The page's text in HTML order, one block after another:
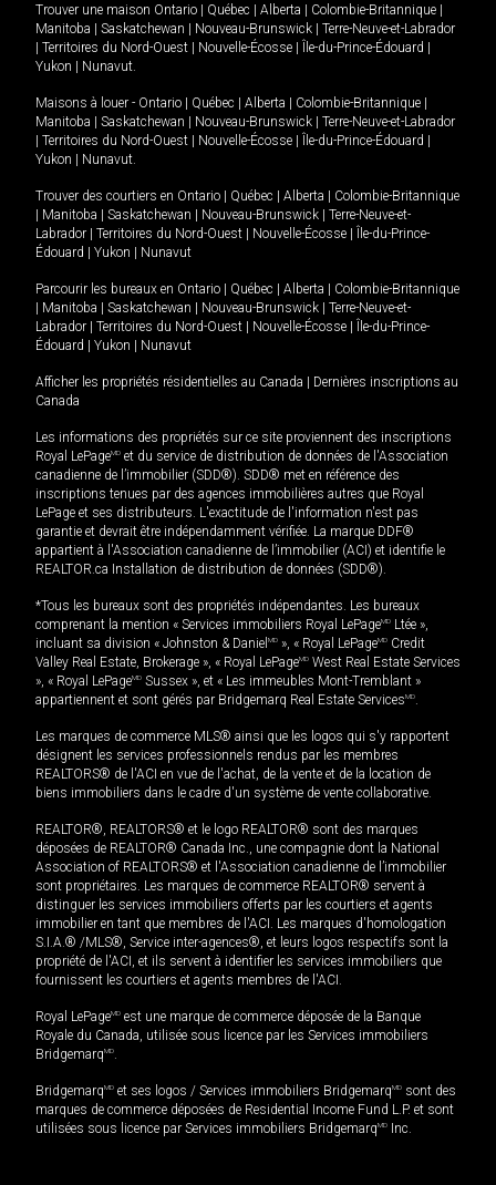
Trouver une maison Ontario | Québec | Alberta | Colombie-Britannique |
Manitoba | Saskatchewan | Nouveau-Brunswick | Terre-Neuve-et-Labrador
| Territoires du Nord-Ouest | Nouvelle-Écosse | Île-du-Prince-Édouard |
Yukon | Nunavut
Maisons à louer - Ontario | Québec | Alberta | Colombie-Britannique |
Manitoba | Saskatchewan | Nouveau-Brunswick | Terre-Neuve-et-Labrador
| Territoires du Nord-Ouest | Nouvelle-Écosse | Île-du-Prince-Édouard |
Yukon | Nunavut
Trouver des courtiers en Ontario | Québec | Alberta | Colombie-Britannique
| Manitoba | Saskatchewan | Nouveau-Brunswick | Terre-Neuve-et-
Labrador | Territoires du Nord-Ouest | Nouvelle-Écosse | Île-du-Prince-
Édouard | Yukon | Nunavut
Parcourir les bureaux en Ontario | Québec | Alberta | Colombie-Britannique
| Manitoba | Saskatchewan | Nouveau-Brunswick | Terre-Neuve-et-
Labrador | Territoires du Nord-Ouest | Nouvelle-Écosse | Île-du-Prince-
Édouard | Yukon | Nunavut
Afficher les propriétés résidentielles au Canada | Dernières inscriptions au
Canada
Les informations des propriétés sur ce site proviennent des inscriptions
Royal LePageMD et du service de distribution de données de l'Association
canadienne de l’immobilier (SDD®). SDD® met en référence des
inscriptions tenues par des agences immobilières autres que Royal
LePage et ses distributeurs. L'exactitude de l'information n'est pas
garantie et devrait être indépendamment vérifiée. La marque DDF®
appartient à l'Association canadienne de l’immobilier (ACI) et identifie le
REALTOR.ca Installation de distribution de données (SDD®).
*Tous les bureaux sont des propriétés indépendantes. Les bureaux
comprenant la mention « Services immobiliers Royal LePageMD Ltée »,
incluant sa division « Johnston & Daniel MD », « Royal LePageMD Credit
Valley Real Estate, Brokerage », « Royal LePageMD West Real Estate Services
», « Royal LePageMD Sussex », et « Les immeubles Mont-Tremblant »
appartiennent et sont gérés par Bridgemarq Real Estate ServicesMD
Les marques de commerce MLS® ainsi que les logos qui s'y rapportent
désignent les services professionnels rendus par les membres
REALTORS® de l'ACI en vue de l'achat, de la vente et de la location de
biens immobiliers dans le cadre d'un système de vente collaborative.
REALTOR®, REALTORS® et le logo REALTOR® sont des marques
déposées de REALTOR® Canada Inc., une compagnie dont la National
Association of REALTORS® et l'Association canadienne de l’immobilier
sont propriétaires. Les marques de commerce REALTOR® servent à
distinguer les services immobiliers offerts par les courtiers et agents
immobilier en tant que membres de l'ACI. Les marques d'homologation
S.I.A.® /MLS®, Service inter-agences®, et leurs logos respectifs sont la
propriété de l'ACI, et ils servent à identifier les services immobiliers que
fournissent les courtiers et agents membres de l'ACI.
Royal LePageMD est une marque de commerce déposée de la Banque
Royale du Canada, utilisée sous licence par les Services immobiliers
BridgemarqMD
BridgemarqMD et ses logos / Services immobiliers BridgemarqMD sont des
marques de commerce déposées de Residential Income Fund L.P. et sont
utilisées sous licence par Services immobiliers BridgemarqMD Inc.